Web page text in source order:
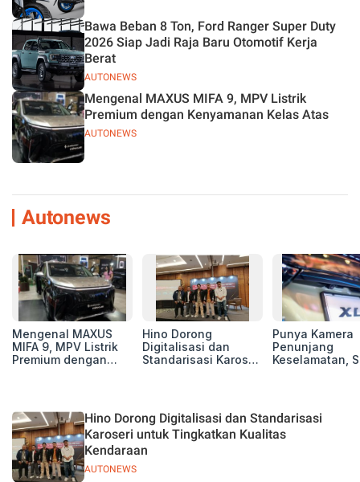
AUTONEWS
Bawa Beban 8 Ton, Ford Ranger Super Duty
2026 Siap Jadi Raja Baru Otomotif Kerja
Berat
AUTONEWS
Mengenal MAXUS MIFA 9, MPV Listrik
Premium dengan Kenyamanan Kelas Atas
Autonews
Mengenal MAXUS
MIFA 9, MPV Listrik
Premium dengan
Hino Dorong
Digitalisasi dan
Standarisasi Karoseri
Punya Kamera
Penunjang
Keselamatan,
AUTONEWS
Hino Dorong Digitalisasi dan Standarisasi
Karoseri untuk Tingkatkan Kualitas
Kendaraan